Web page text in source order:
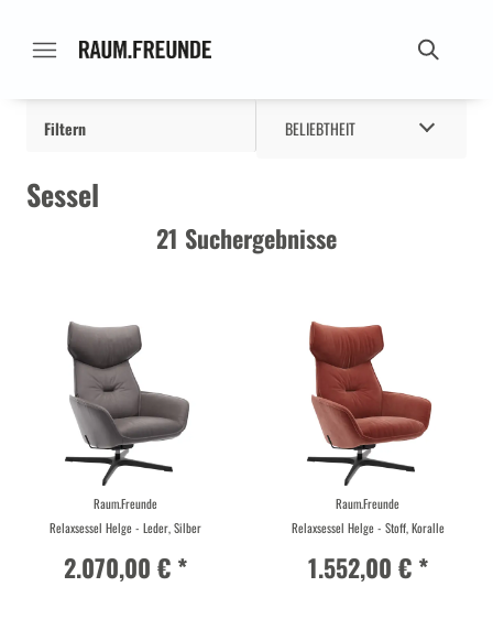
Filtern BELIEBTHEIT
Sessel
21 Suchergebnisse
Raum.Freunde
Relaxsessel Helge - Leder, Silber
2.070,00 € *
Raum.Freunde
Relaxsessel Helge - Stoff, Koralle
1.552,00 € *